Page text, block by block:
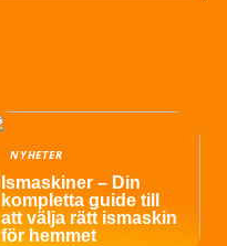
NYHETER
Ismaskiner – Din
kompletta guide till
att välja rätt ismaskin
för hemmet